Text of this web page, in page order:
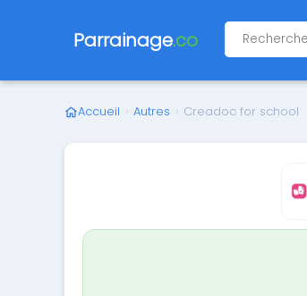
Parrainage.co
Accueil › Autres › Creadoc for school